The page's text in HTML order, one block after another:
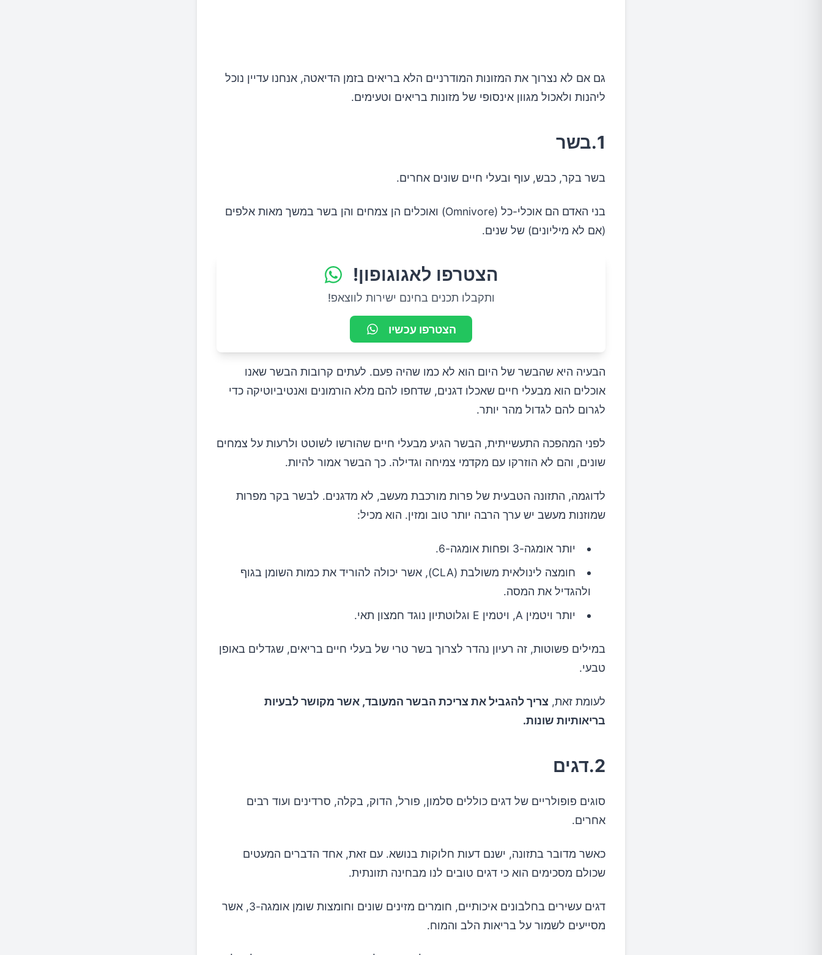
גם אם לא נצרוך את המזונות המודרניים הלא בריאים בזמן הדיאטה, אנחנו עדיין נוכל
ליהנות ולאכול מגוון אינסופי של מזונות בריאים וטעימים.
1.בשר
בשר בקר, כבש, עוף ובעלי חיים שונים אחרים.
בני האדם הם אוכלי-כל (Omnivore) ואוכלים הן צמחים והן בשר במשך מאות אלפים
(אם לא מיליונים) של שנים.
הצטרפו לאגוגופון!
ותקבלו תכנים בחינם ישירות לווצאפ!
הצטרפו עכשיו
הבעיה היא שהבשר של היום הוא לא כמו שהיה פעם. לעתים קרובות הבשר שאנו
אוכלים הוא מבעלי חיים שאכלו דגנים, שדחפו להם מלא הורמונים ואנטיביוטיקה כדי
לגרום להם לגדול מהר יותר.
לפני המהפכה התעשייתית, הבשר הגיע מבעלי חיים שהורשו לשוטט ולרעות על צמחים
שונים, והם לא הוזרקו עם מקדמי צמיחה וגדילה. כך הבשר אמור להיות.
לדוגמה, התזונה הטבעית של פרות מורכבת מעשב, לא מדגנים. לבשר בקר מפרות
שמוזנות מעשב יש ערך הרבה יותר טוב ומזין. הוא מכיל:
יותר אומגה-3 ופחות אומגה-6.
חומצה לינולאית משולבת (CLA), אשר יכולה להוריד את כמות השומן בגוף
ולהגדיל את המסה.
יותר ויטמין A, ויטמין E וגלוטתיון נוגד חמצון תאי.
במילים פשוטות, זה רעיון נהדר לצרוך בשר טרי של בעלי חיים בריאים, שגדלים באופן
טבעי.
לעומת זאת, צריך להגביל את צריכת הבשר המעובד, אשר מקושר לבעיות
בריאותיות שונות.
2.דגים
סוגים פופולריים של דגים כוללים סלמון, פורל, הדוק, בקלה, סרדינים ועוד רבים
אחרים.
כאשר מדובר בתזונה, ישנם דעות חלוקות בנושא. עם זאת, אחד הדברים המעטים
שכולם מסכימים הוא כי דגים טובים לנו מבחינה תזונתית.
דגים עשירים בחלבונים איכותיים, חומרים מזינים שונים וחומצות שומן אומגה-3, אשר
מסייעים לשמור על בריאות הלב והמוח.